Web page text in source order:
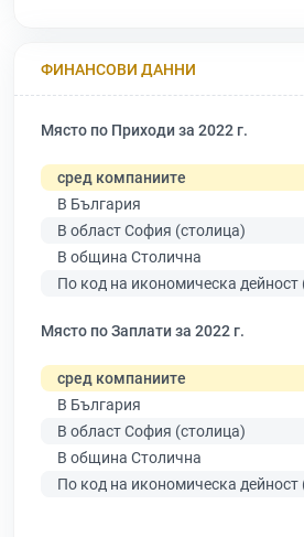
ФИНАНСОВИ ДАННИ
Място по Приходи за 2022 г.
сред компаниите
В България
В област София (столица)
В община Столична
По код на икономическа дейност
Място по Заплати за 2022 г.
сред компаниите
В България
В област София (столица)
В община Столична
По код на икономическа дейност